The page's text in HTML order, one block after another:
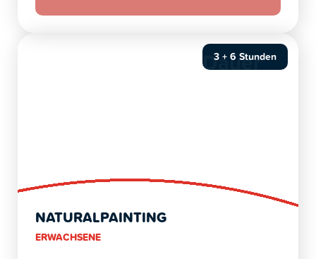
3 + 6 Stunden
Dauer
NATURALPAINTING
ERWACHSENE